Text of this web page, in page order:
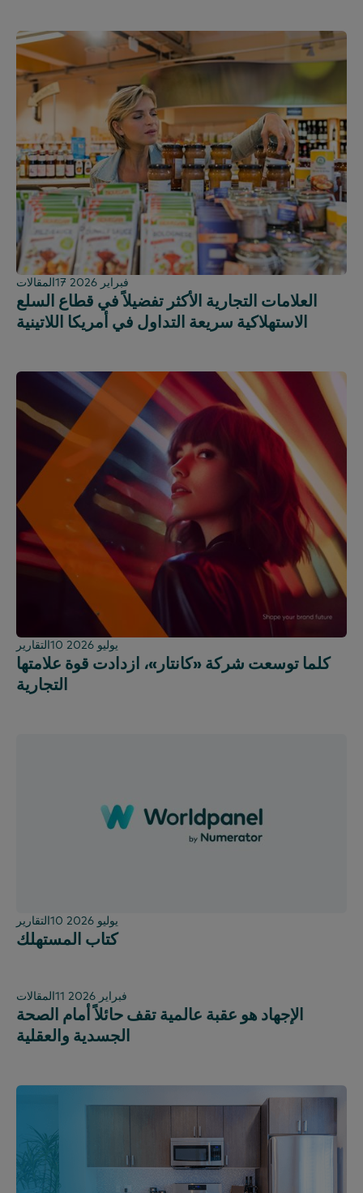
المقالات 17 فبراير 2026
العلامات التجارية الأكثر تفضيلاً في قطاع السلع
الاستهلاكية سريعة التداول في أمريكا اللاتينية
التقارير 10 يوليو 2026
كلما توسعت شركة «كانتار»، ازدادت قوة علامتها
التجارية
التقارير 10 يوليو 2026
كتاب المستهلك
المقالات 11 فبراير 2026
الإجهاد هو عقبة عالمية تقف حائلاً أمام الصحة
الجسدية والعقلية